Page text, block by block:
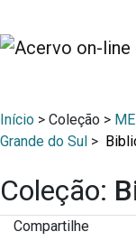
Início > Coleção >
Grande do Sul >
Coleção:
Compartilhe